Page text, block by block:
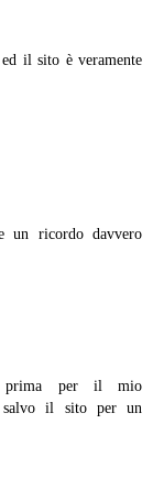
il sito è veramente
un ricordo davvero
prima per il mio
salvo il sito per un